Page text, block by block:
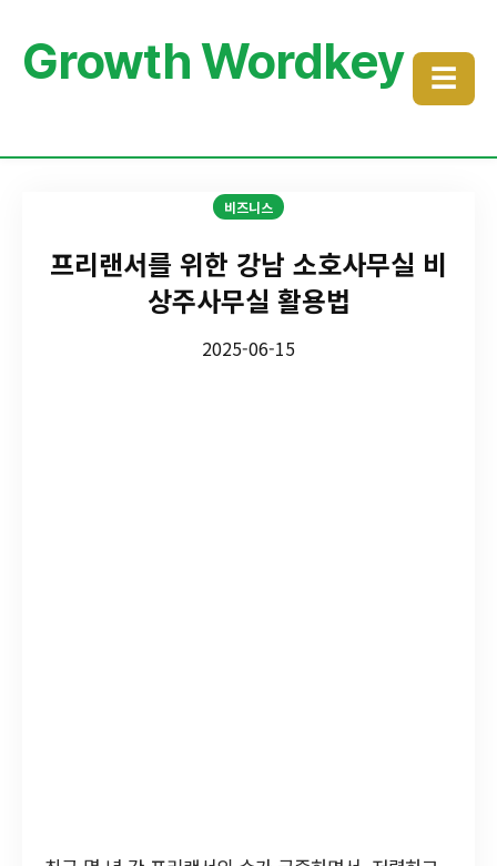
Growth Wordkey ☰
비즈니스
프리랜서를 위한 강남 소호사무실 비
상주사무실 활용법
2025-06-15